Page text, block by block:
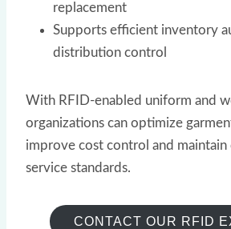
replacement
Supports efficient inventory
distribution control
With RFID-enabled uniform and
organizations can optimize
improve cost control and maintain
service standards.
CONTACT OUR RFID